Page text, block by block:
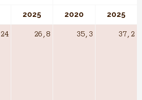
2025 2020 2025
24 26,8 35,3 37,2